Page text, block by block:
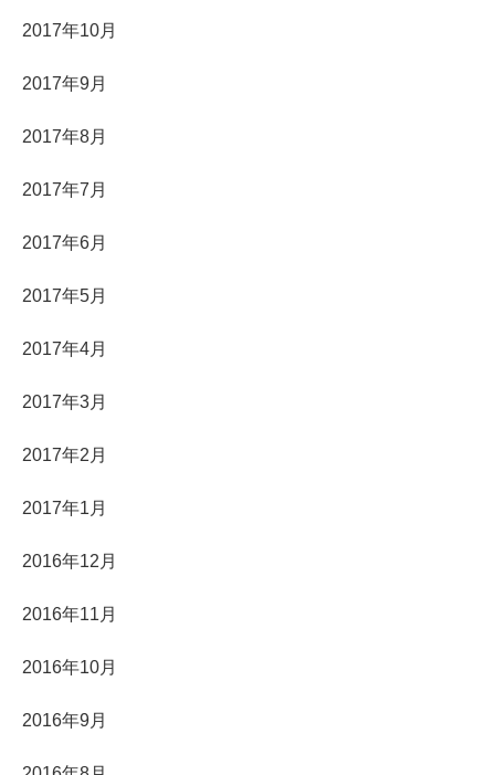
2017年10月
2017年9月
2017年8月
2017年7月
2017年6月
2017年5月
2017年4月
2017年3月
2017年2月
2017年1月
2016年12月
2016年11月
2016年10月
2016年9月